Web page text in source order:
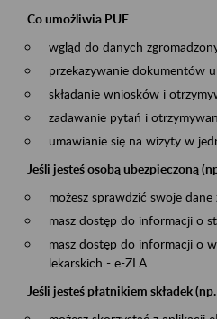
Co umożliwia PUE
wgląd do danych
przekazywanie dokumentów
składanie wniosków i
zadawanie pytań i
umawianie się na wizyty w
Jeśli jesteś osobą ubezpieczoną
możesz sprawdzić swoje
masz dostęp do informacji o
masz dostęp do informacji o
lekarskich - e-ZLA
Jeśli jesteś płatnikiem składek